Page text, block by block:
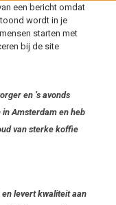
een bericht omdat
wordt in je
starten met
bij de site
en ’s avonds
Amsterdam en heb
van sterke koffie
levert kwaliteit aan